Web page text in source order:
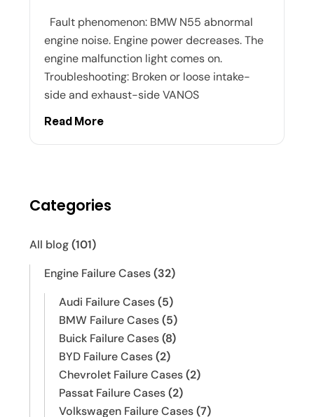
Fault phenomenon: BMW N55 abnormal
engine noise. Engine power decreases. The
engine malfunction light comes on.
Troubleshooting: Broken or loose intake-
side and exhaust-side VANOS
Read More
Categories
All blog(101)
Engine Failure Cases(32)
Audi Failure Cases(5)
BMW Failure Cases(5)
Buick Failure Cases(8)
BYD Failure Cases(2)
Chevrolet Failure Cases(2)
Passat Failure Cases(2)
Volkswagen Failure Cases(7)